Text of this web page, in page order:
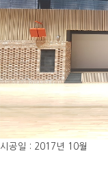
시공일 : 2017년 10월